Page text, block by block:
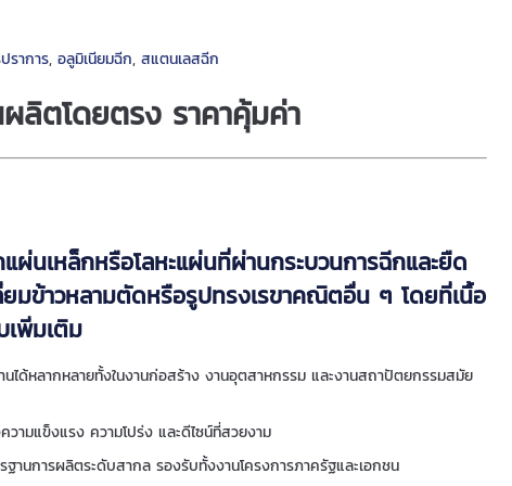
ราการ, อลูมิเนียมฉีก, สแตนเลสฉีก
ลิตโดยตรง ราคาคุ้มค่า
นเหล็กหรือโลหะแผ่นที่ผ่านกระบวนการฉีกและยืด
ยมข้าวหลามตัดหรือรูปทรงเรขาคณิตอื่น ๆ โดยที่เนื้อ
เพิ่มเติม
ได้หลากหลายทั้งในงานก่อสร้าง งานอุตสาหกรรม และงานสถาปัตยกรรมสมัย
ามแข็งแรง ความโปร่ง และดีไซน์ที่สวยงาม
านการผลิตระดับสากล รองรับทั้งงานโครงการภาครัฐและเอกชน